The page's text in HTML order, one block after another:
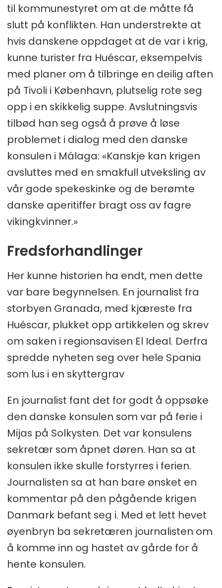
til kommunestyret om at de måtte få
slutt på konflikten. Han understrekte at
hvis danskene oppdaget at de var i krig,
kunne turister fra Huéscar, eksempelvis
med planer om å tilbringe en deilig aften
på Tivoli i København, plutselig rote seg
opp i en skikkelig suppe. Avslutningsvis
tilbød han seg også å prøve å løse
problemet i dialog med den danske
konsulen i Málaga: «Kanskje kan krigen
avsluttes med en smakfull utveksling av
vår gode spekeskinke og de berømte
danske aperitiffer bragt oss av fagre
vikingkvinner.»
Fredsforhandlinger
Her kunne historien ha endt, men dette
var bare begynnelsen. En journalist fra
storbyen Granada, med kjæreste fra
Huéscar, plukket opp artikkelen og skrev
om saken i regionsavisen El Ideal. Derfra
spredde nyheten seg over hele Spania
som lus i en skyttergrav
En journalist fant det for godt å oppsøke
den danske konsulen som var på ferie i
Mijas på Solkysten. Det var konsulens
sekretær som åpnet døren. Han sa at
konsulen ikke skulle forstyrres i ferien.
Journalisten sa at han bare ønsket en
kommentar på den pågående krigen
Danmark befant seg i. Med et lett hevet
øyenbryn ba sekretæren journalisten om
å komme inn og hastet av gårde for å
hente konsulen.